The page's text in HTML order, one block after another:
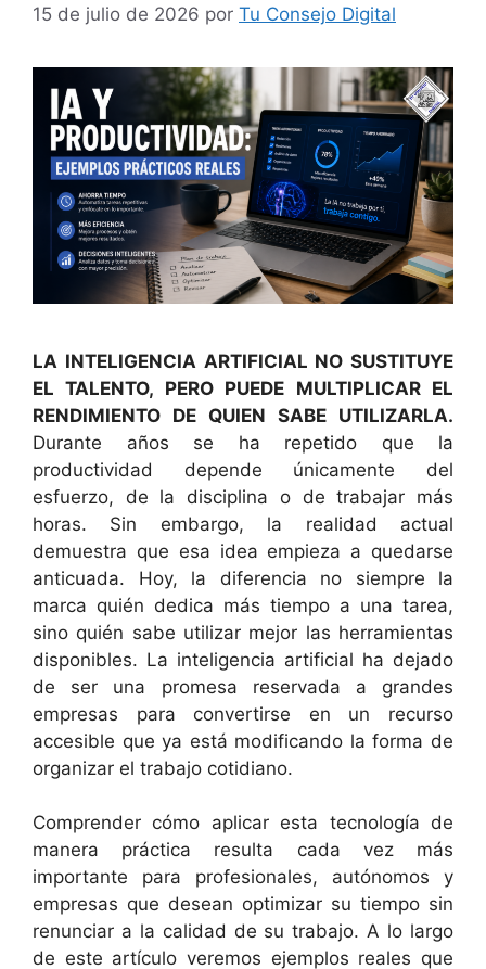
15 de julio de 2026 por Tu Consejo Digital
LA INTELIGENCIA ARTIFICIAL NO SUSTITUYE
EL TALENTO, PERO PUEDE MULTIPLICAR EL
RENDIMIENTO DE QUIEN SABE UTILIZARLA.
Durante años se ha repetido que la
productividad depende únicamente del
esfuerzo, de la disciplina o de trabajar más
horas. Sin embargo, la realidad actual
demuestra que esa idea empieza a quedarse
anticuada. Hoy, la diferencia no siempre la
marca quién dedica más tiempo a una tarea,
sino quién sabe utilizar mejor las herramientas
disponibles. La inteligencia artificial ha dejado
de ser una promesa reservada a grandes
empresas para convertirse en un recurso
accesible que ya está modificando la forma de
organizar el trabajo cotidiano.
Comprender cómo aplicar esta tecnología de
manera práctica resulta cada vez más
importante para profesionales, autónomos y
empresas que desean optimizar su tiempo sin
renunciar a la calidad de su trabajo. A lo largo
de este artículo veremos ejemplos reales que